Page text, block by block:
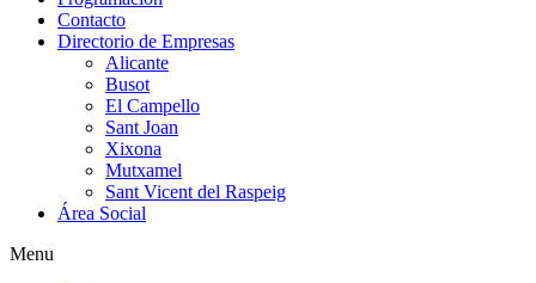
Contacto
Directorio de Empresas
Alicante
Busot
El Campello
Sant Joan
Xixona
Mutxamel
Sant Vicent del Raspeig
Área Social
Menu